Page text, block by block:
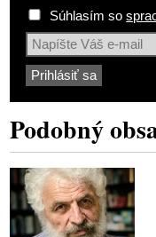
Súhlasím so
Podobný